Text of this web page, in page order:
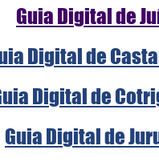
Guia Digital de
Digital de
Digital de
Guia Digital de